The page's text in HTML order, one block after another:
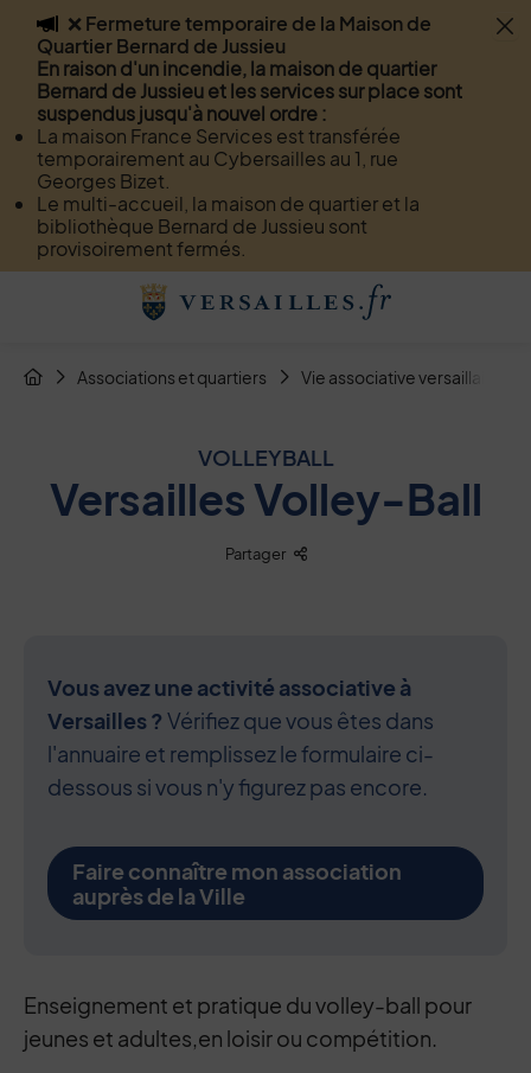
Flash info
❌ Fermeture temporaire de la Maison de
Quartier Bernard de Jussieu
En raison d'un incendie, la maison de quartier
Bernard de Jussieu et les services sur place sont
suspendus jusqu'à nouvel ordre :
La maison France Services est transférée
temporairement au Cybersailles au 1, rue
Georges Bizet.
Le multi-accueil, la maison de quartier et la
bibliothèque Bernard de Jussieu sont
provisoirement fermés.
Menu de raccourcis
Menu
Recherche
Page de contact
Contenu
Retour à l'accueil
Fil d'Arianne de la page
Page d'accueil du site
Associations et quartiers Vie associative versaillaise
VOLLEYBALL
Versailles Volley-Ball
Partager Liste des liens de partage
Vous avez une activité associative à
Versailles ? Vérifiez que vous êtes dans
l'annuaire et remplissez le formulaire ci-
dessous si vous n'y figurez pas encore.
Faire connaître mon association
auprès de la Ville
Contenu de la fiche d'annuaire
Enseignement et pratique du volley-ball pour
jeunes et adultes,en loisir ou compétition.